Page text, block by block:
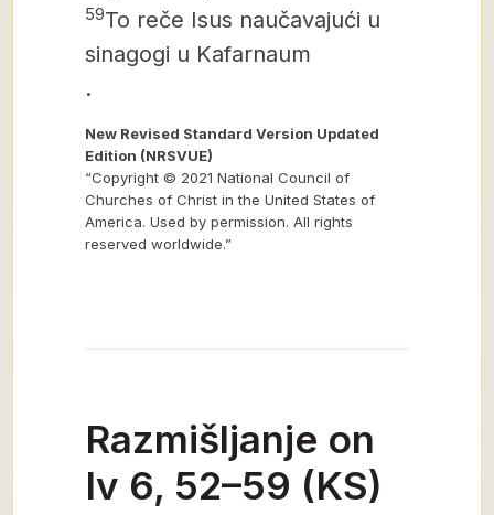
59To reče Isus naučavajući u
sinagogi u Kafarnaum
.
New Revised Standard Version Updated
Edition (NRSVUE)
“Copyright © 2021 National Council of
Churches of Christ in the United States of
America. Used by permission. All rights
reserved worldwide.”
Razmišljanje on
Iv 6, 52–59 (KS)